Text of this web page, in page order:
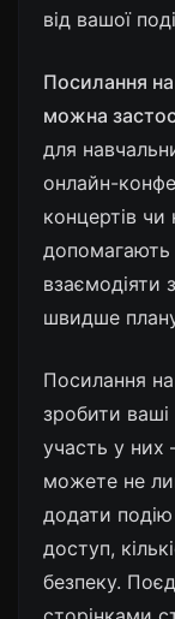
від вашої
Посилання
можна
для
онлайн-
концертів чи
допомагають
взаємодіяти
швидше
Посилання на
зробити
участь у
можете не
додати
доступ,
безпеку.